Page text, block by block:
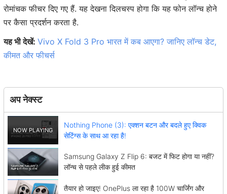
रोमांचक फीचर दिए गए हैं. यह देखना दिलचस्प होगा कि यह फोन लॉन्च होने
पर कैसा प्रदर्शन करता है.
यह भी देखें: Vivo X Fold 3 Pro भारत में कब आएगा? जानिए लॉन्च डेट,
कीमत और फीचर्स
अप नेक्स्ट
Nothing Phone (3): एक्शन बटन और बदले हुए क्विक
सेटिंग्स के साथ आ रहा है!
Samsung Galaxy Z Flip 6: बजट में फिट होगा या नहीं?
लॉन्च से पहले लीक हुई कीमत
तैयार हो जाइए! OnePlus ला रहा है 100W चार्जिंग और